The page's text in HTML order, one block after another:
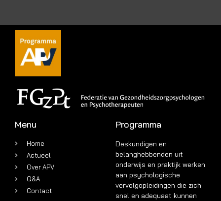
Menu
Home
Actueel
Over APV
Q&A
Contact
Programma
Deskundigen en
belanghebbenden uit
onderwijs en praktijk werken
aan psychologische
vervolgopleidingen die zich
snel en adequaat kunnen